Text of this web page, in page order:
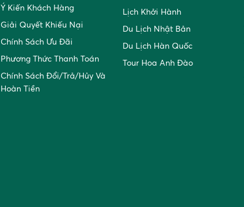
Ý Kiến Khách Hàng
Giải Quyết Khiếu Nại
Chính Sách Ưu Đãi
Phương Thức Thanh Toán
Chính Sách Đổi/trả/hủy Và
Hoàn Tiền
Lịch Khởi Hành
Du Lịch Nhật Bản
Du Lịch Hàn Quốc
Tour Hoa Anh Đào